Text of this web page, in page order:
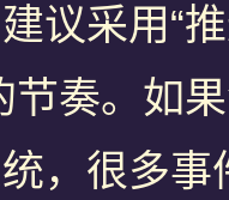
议采用“
节奏。如
，很多